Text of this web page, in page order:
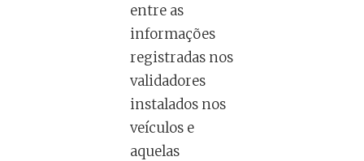
entre as
informações
registradas nos
validadores
instalados nos
veículos e
aquelas